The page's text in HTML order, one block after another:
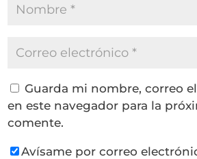
Guarda mi nombre, correo
en este navegador para la
comente.
Avísame por correo